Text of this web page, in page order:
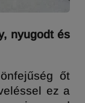
nyugodt és
őt
ez a